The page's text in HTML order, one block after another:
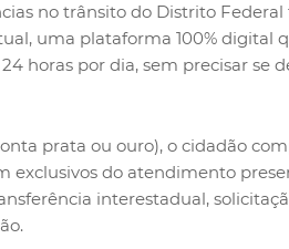
no trânsito do Distrito
uma plataforma 100% digital
horas por dia, sem precisar se
prata ou ouro), o cidadão
exclusivos do atendimento
interestadual,